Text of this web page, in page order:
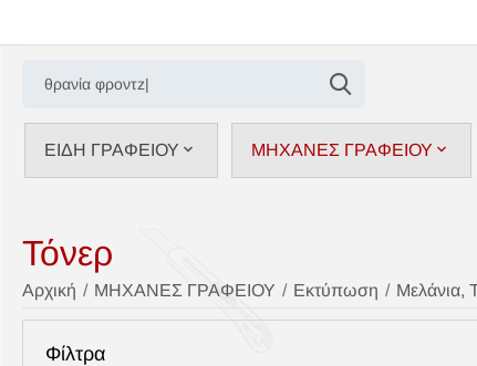
ΕΙΔΗ ΓΡΑΦΕΙΟΥ ΜΗΧΑΝΕΣ ΓΡΑΦΕΙΟΥ
Τόνερ
Αρχική / ΜΗΧΑΝΕΣ ΓΡΑΦΕΙΟΥ / Εκτύπωση / Μελάνια,
Φίλτρα